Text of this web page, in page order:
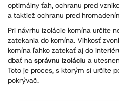
optimálny ťah, ochranu pred
a taktiež ochranu pred
Pri návrhu izolácie komína určite
zatekania do komína. Vlhkosť
komína ľahko zatekať aj do
dbať na správnu izoláciu a
Toto je proces, s ktorým si určite
pokrývač.